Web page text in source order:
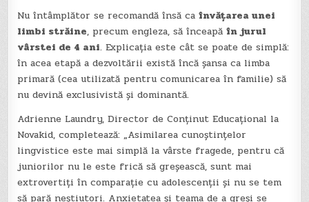
Nu întâmplător se recomandă însă caînvățarea unei
limbi străine, precum engleza, să înceapăîn jurul
vârstei de 4 ani. Explicația este cât se poate de simplă:
în acea etapă a dezvoltării există încă șansa ca limba
primară (cea utilizată pentru comunicarea în familie) să
nu devină exclusivistă și dominantă.
Adrienne Laundry, Director de Conținut Educațional la
Novakid, completează: „Asimilarea cunoștințelor
lingvistice este mai simplă la vârste fragede, pentru că
juniorilor nu le este frică să greșească, sunt mai
extrovertiți în comparație cu adolescenții și nu se tem
să pară neștiutori. Anxietatea și teama de a greși se